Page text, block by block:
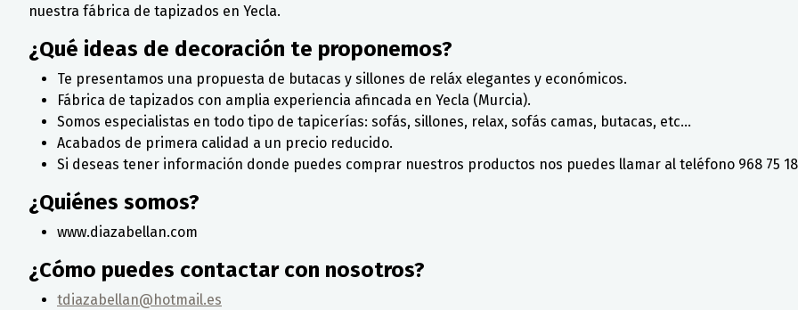
nuestra fábrica de tapizados en Yecla.
¿Qué ideas de decoración te proponemos?
Te presentamos una propuesta de butacas y sillones de reláx elegantes y económicos.
Fábrica de tapizados con amplia experiencia afincada en Yecla (Murcia).
Somos especialistas en todo tipo de tapicerías: sofás, sillones, relax, sofás camas, butacas, etc...
Acabados de primera calidad a un precio reducido.
Si deseas tener información donde puedes comprar nuestros productos nos puedes llamar al teléfono 968 75
¿Quiénes somos?
www.diazabellan.com
¿Cómo puedes contactar con nosotros?
tdiazabellan@hotmail.es